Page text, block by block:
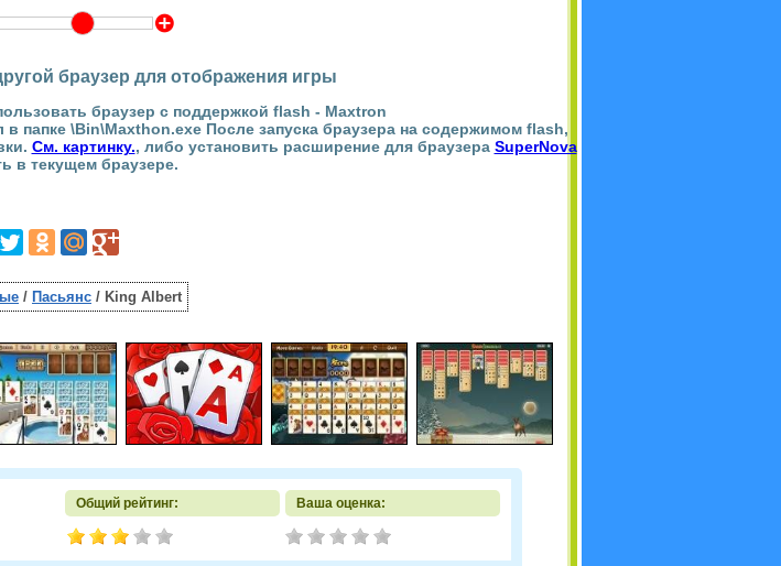
Z
браузер для отображения игры
браузер с поддержкой flash - Maxtron
в папке \Bin\Maxthon.exe После запуска браузера на содержимом flash,
См. картинку., либо установить расширение для браузера SuperNova
в текущем браузере.
/ Пасьянс / King Albert
Общий рейтинг: Ваша оценка: